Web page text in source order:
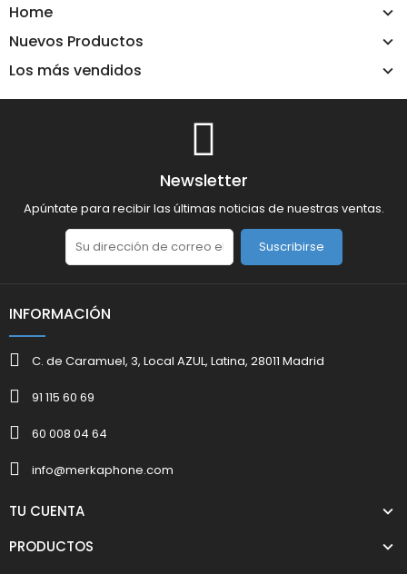
Home
Nuevos Productos
Los más vendidos
Newsletter
Apúntate para recibir las últimas noticias de nuestras ventas.
Suscribirse
INFORMACIÓN
C. de Caramuel, 3, Local AZUL, Latina, 28011 Madrid
91 115 60 69
60 008 04 64
info@merkaphone.com
TU CUENTA
PRODUCTOS